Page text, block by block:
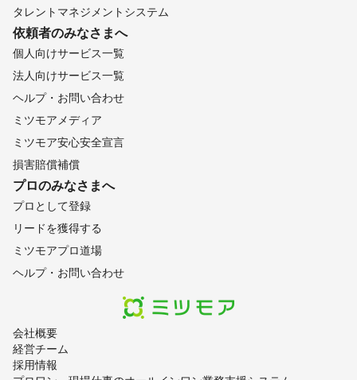
会社概要
経営チーム
採用情報
タレントマネジメントシステム
依頼者のみなさまへ
個人向けサービス一覧
法人向けサービス一覧
ヘルプ・お問い合わせ
ミツモアメディア
ミツモア安心安全宣言
損害賠償補償
プロのみなさまへ
プロとして登録
リードを獲得する
ミツモアプロ道場
ヘルプ・お問い合わせ